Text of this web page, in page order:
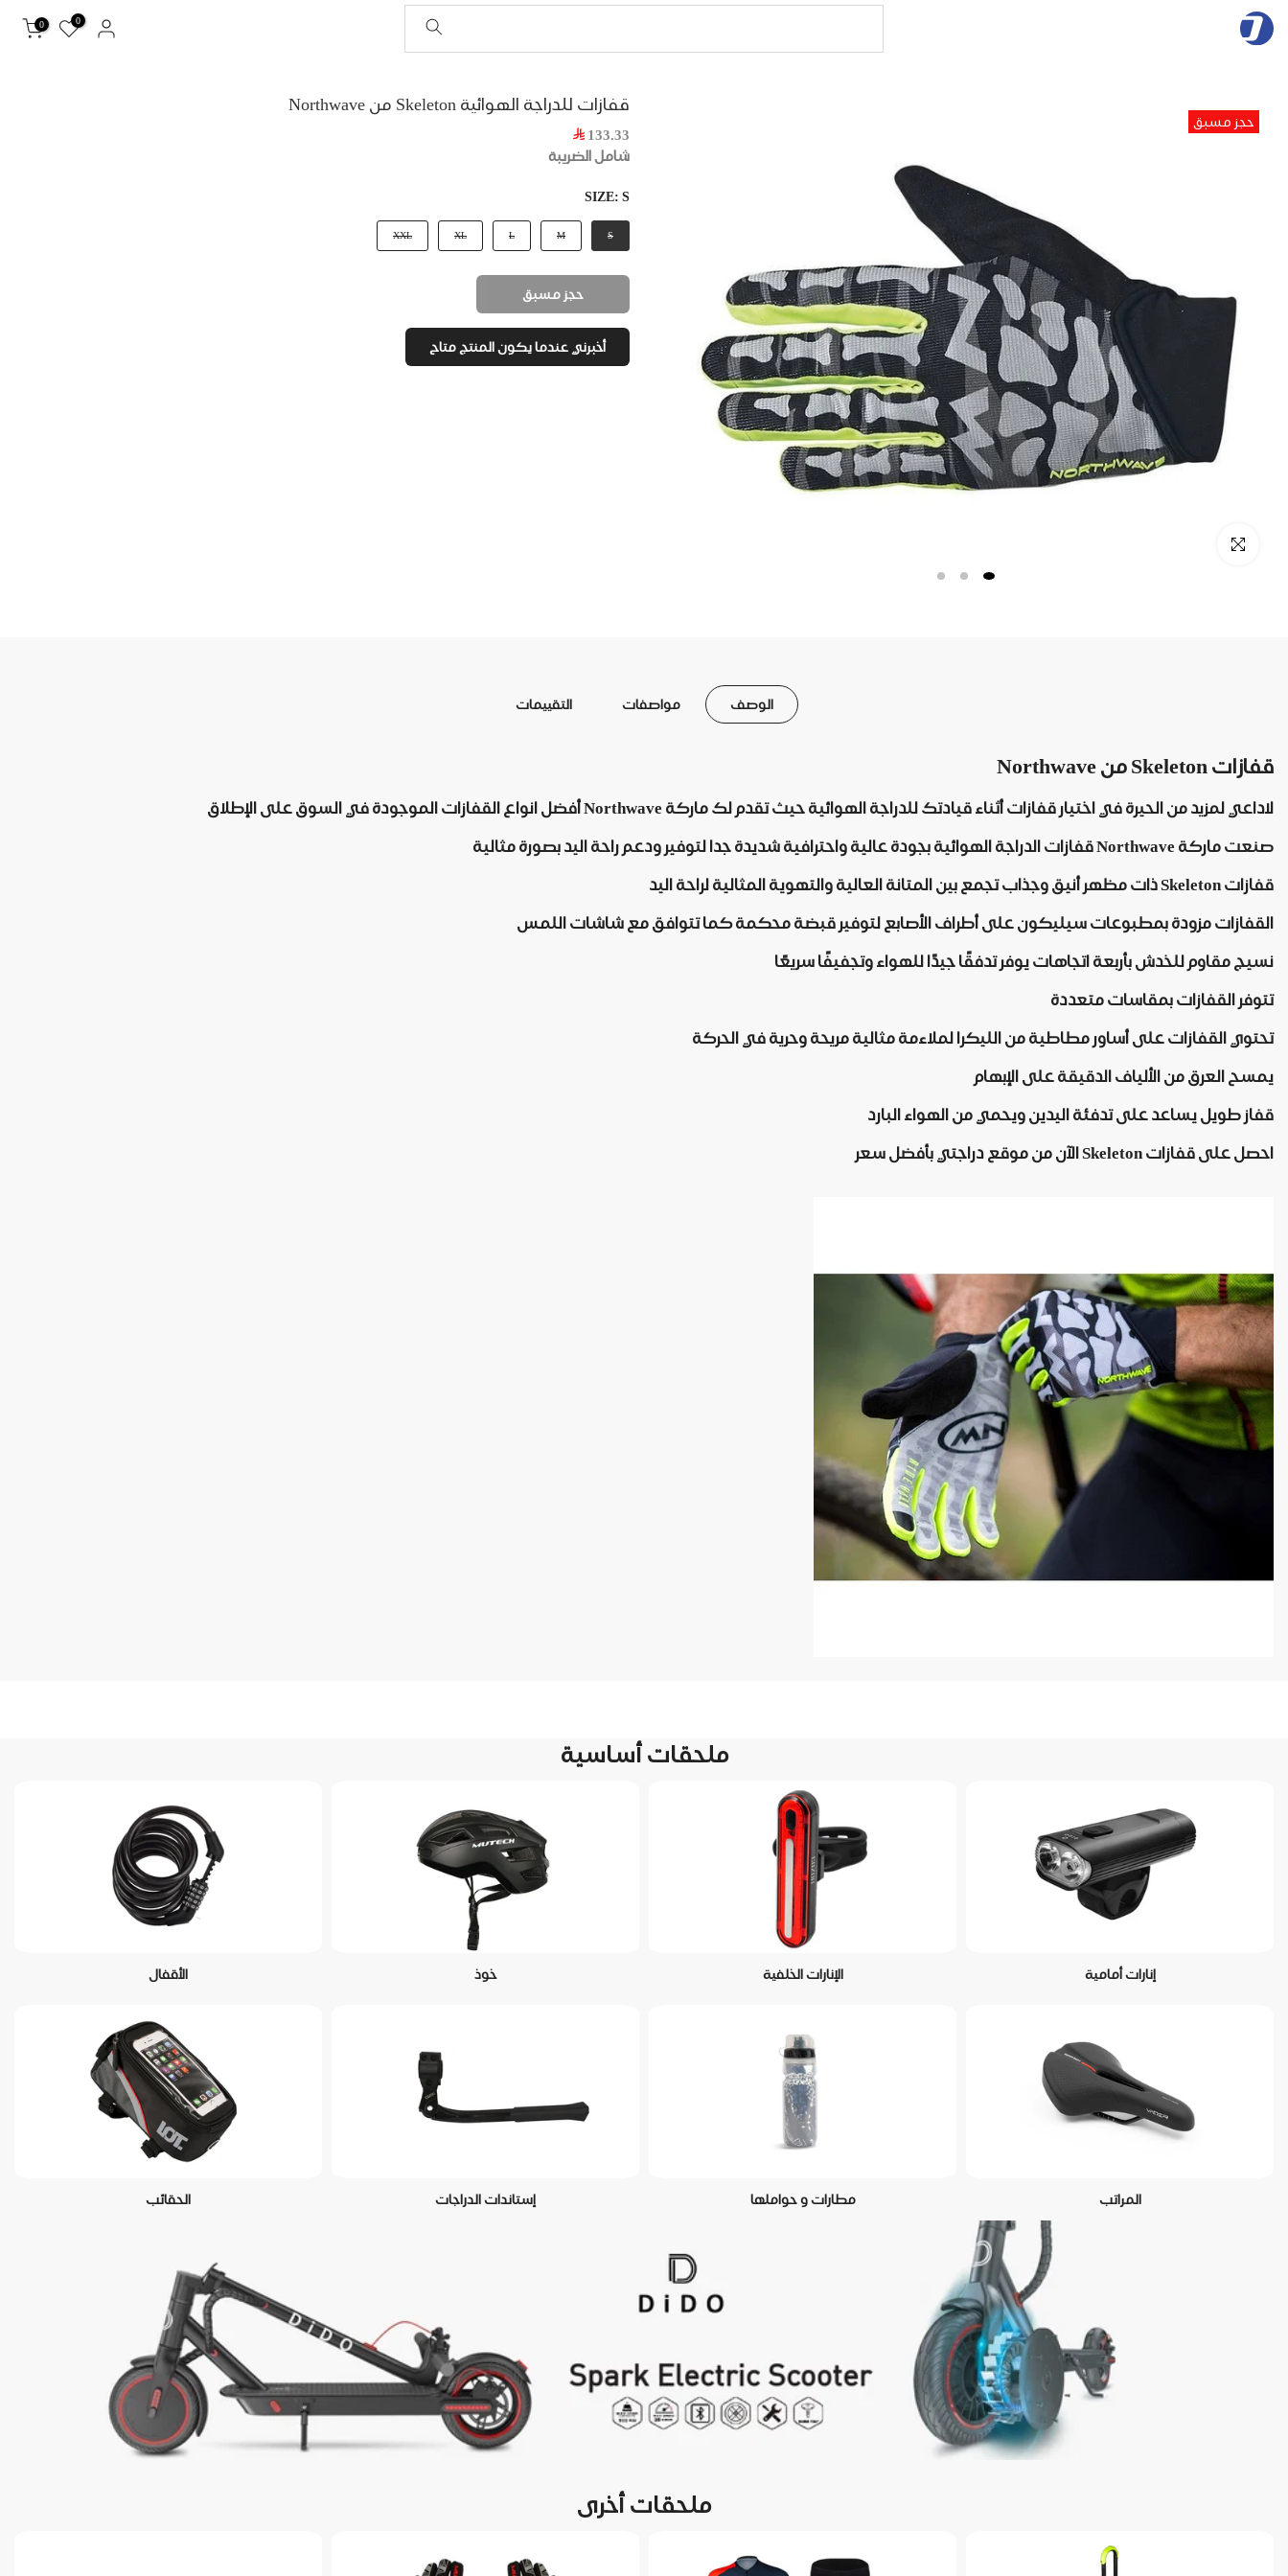
0
0
حجز مسبق
قفازات للدراجة الهوائية Skeleton من Northwave
133.33
شامل الضريبة
SIZE: S
S
M
L
XL
XXL
حجز مسبق
أخبرني عندما يكون المنتج متاح
الوصف مواصفات التقييمات
قفازات Skeleton من Northwave
لاداعي لمزيد من الحيرة في اختيار قفازات أثناء قيادتك للدراجة الهوائية حيث تقدم لك ماركة Northwave أفضل انواع القفازات الموجودة في السوق على الإطلاق
صنعت ماركة Northwave قفازات الدراجة الهوائية بجودة عالية واحترافية شديدة جدا لتوفير ودعم راحة اليد بصورة مثالية
قفازات Skeleton ذات مظهر أنيق وجذاب تجمع بين المتانة العالية والتهوية المثالية لراحة اليد
القفازات مزودة بمطبوعات سيليكون على أطراف الأصابع لتوفير قبضة محكمة كما تتوافق مع شاشات اللمس
نسيج مقاوم للخدش بأربعة اتجاهات يوفر تدفقًا جيدًا للهواء وتجفيفًا سريعًا
تتوفر القفازات بمقاسات متعددة
تحتوي القفازات على أساور مطاطية من الليكرا لملاءمة مثالية مريحة وحرية في الحركة
يمسح العرق من الألياف الدقيقة على الإبهام
قفاز طويل يساعد على تدفئة اليدين ويحمي من الهواء البارد
احصل على قفازات Skeleton الآن من موقع دراجتي بأفضل سعر
ملحقات أساسية
إنارات أمامية الإنارات الخلفية خوذ الأقفال
المراتب مطارات و حواملها إستاندات الدراجات الحقائب
ملحقات أخرى